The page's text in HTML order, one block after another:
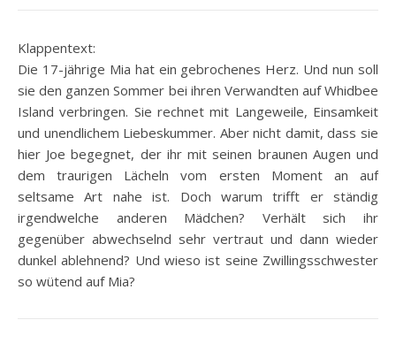
Klappentext:
Die 17-jährige Mia hat ein gebrochenes Herz. Und nun soll
sie den ganzen Sommer bei ihren Verwandten auf Whidbee
Island verbringen. Sie rechnet mit Langeweile, Einsamkeit
und unendlichem Liebeskummer. Aber nicht damit, dass sie
hier Joe begegnet, der ihr mit seinen braunen Augen und
dem traurigen Lächeln vom ersten Moment an auf
seltsame Art nahe ist. Doch warum trifft er ständig
irgendwelche anderen Mädchen? Verhält sich ihr
gegenüber abwechselnd sehr vertraut und dann wieder
dunkel ablehnend? Und wieso ist seine Zwillingsschwester
so wütend auf Mia?